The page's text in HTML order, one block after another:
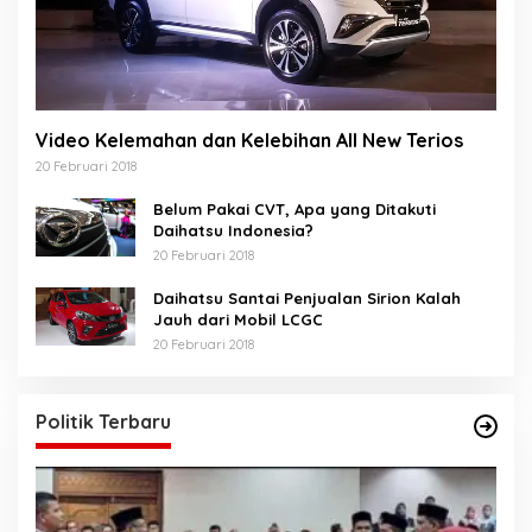
Video Kelemahan dan Kelebihan All New Terios
20 Februari 2018
Belum Pakai CVT, Apa yang Ditakuti
Daihatsu Indonesia?
20 Februari 2018
Daihatsu Santai Penjualan Sirion Kalah
Jauh dari Mobil LCGC
20 Februari 2018
Politik Terbaru